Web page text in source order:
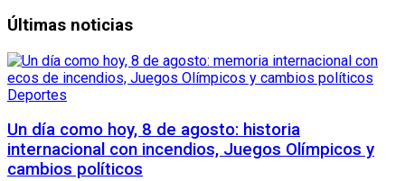
Últimas noticias
Deportes
Un día como hoy, 8 de agosto: historia
internacional con incendios, Juegos Olímpicos y
cambios políticos